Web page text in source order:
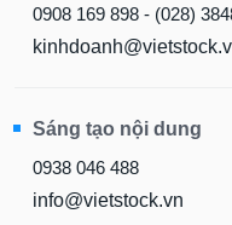
0908 169 898 - (028)
Sáng tạo nội dung
0938 046 488
info@vietstock.vn